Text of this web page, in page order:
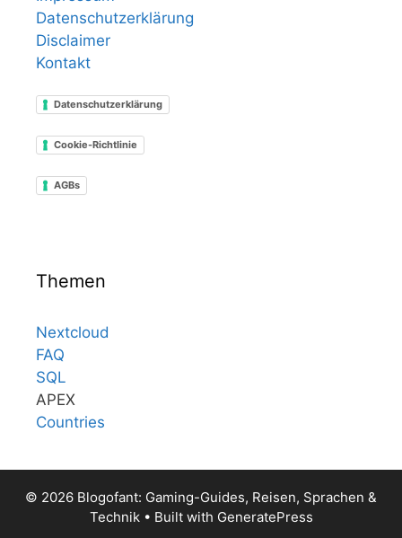
Datenschutzerklärung
Disclaimer
Kontakt
Datenschutzerklärung
Cookie-Richtlinie
AGBs
Themen
Nextcloud
FAQ
SQL
APEX
Countries
© 2026 Blogofant: Gaming-Guides, Reisen, Sprachen &
Technik• Built with GeneratePress